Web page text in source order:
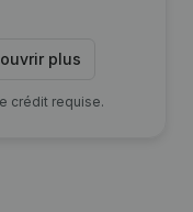
plus
crédit requise.